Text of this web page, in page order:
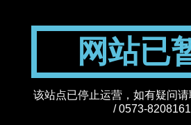
网站已
该站点已停止运营，如有疑问
/ 0573-